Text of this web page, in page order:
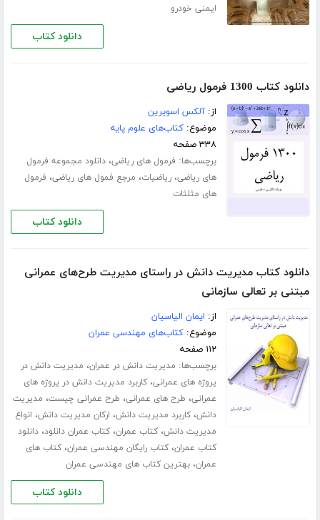
ایمنی خودرو
دانلود کتاب
دانلود کتاب 1300 فرمول ریاضی
از:آلکس اسویرین
موضوع:کتاب‌های علوم پایه
۳۳۸ صفحه
برچسب‌ها: فرمول های ریاضی،دانلود مجموعه فرمول
های ریاضی،ریاضیات، مرجع فمول های ریاضی، فرمول
های مثلثات
دانلود کتاب
دانلود کتاب مدیریت دانش در راستای مدیریت طرح‌های عمرانی
مبتنی بر تعالی سازمانی
از: ایمان الیاسیان
موضوع:کتاب‌های مهندسی عمران
۱۱۲ صفحه
برچسب‌ها: مدیریت دانش در عمران، مدیریت دانش در
پروژه های عمرانی،کاربرد مدیریت دانش در پروژه های
عمرانی، طرح های عمرانی، طرح عمرانی چیست، مدیریت
دانش،کاربرد مدیریت دانش، ارکان مدیریت دانش، انواع
مدیریت دانش،کتاب عمران،کتاب عمران دانلود،دانلود
کتاب عمران،کتاب رایگان مهندسی عمران،کتاب های
عمران،بهترین کتاب های مهندسی عمران
دانلود کتاب